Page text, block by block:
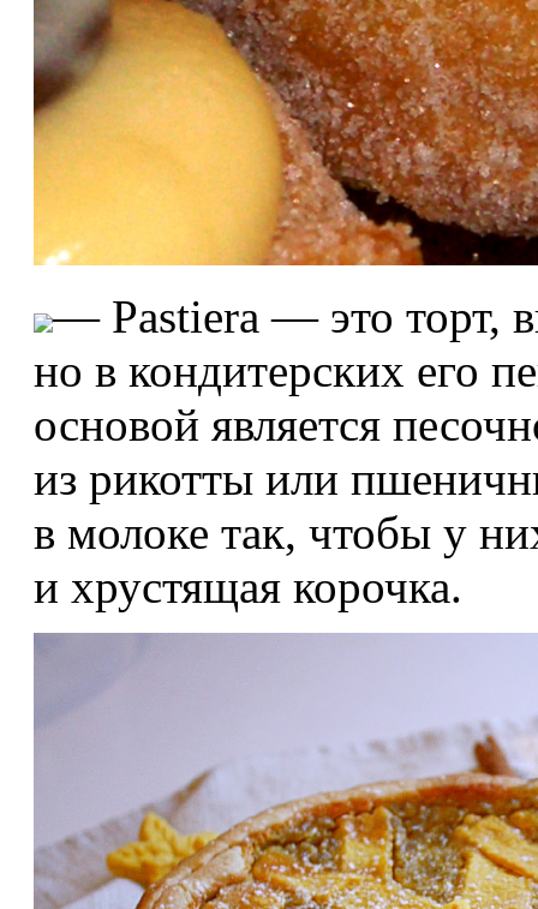
— Pastiera — это торт,
но в кондитерских его
основой является
из рикотты или
в молоке так, чтобы у
и хрустящая корочка.